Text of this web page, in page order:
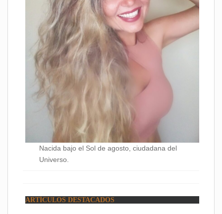
Nacida bajo el Sol de agosto, ciudadana del
Universo.
ARTÍCULOS DESTACADOS